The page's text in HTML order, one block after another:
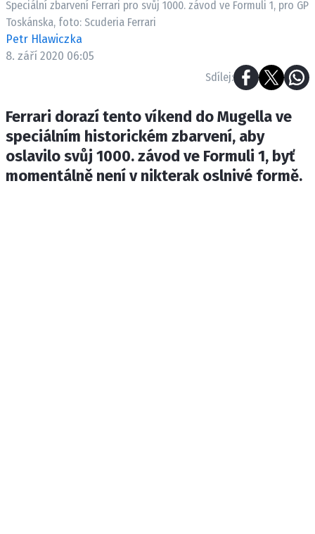
ETICKÝ KODEX
KONTAKT
Provozovatelem serveru F1NEWS.cz je
INCORP MEDIA GROUP s.r.o., IČ: 118 23 054
Speciální zbarvení Ferrari pro svůj 1000. závod ve Formuli 1, pro GP
Toskánska, foto: Scuderia Ferrari
Petr Hlawiczka
8. září 2020 06:05
Sdílej:
Ferrari dorazí tento víkend do Mugella ve
speciálním historickém zbarvení, aby
oslavilo svůj 1000. závod ve Formuli 1, byť
momentálně není v nikterak oslnivé formě.